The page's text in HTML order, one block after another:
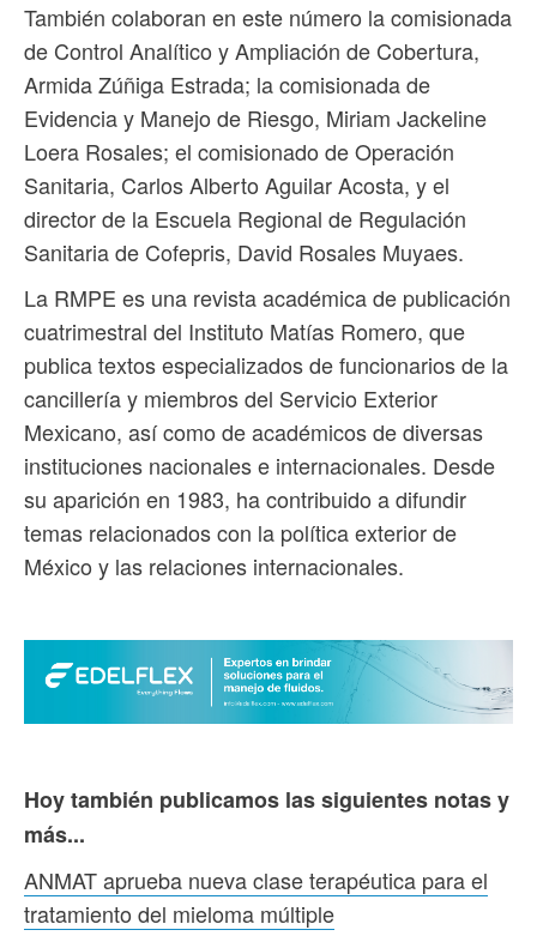
También colaboran en este número la comisionada
de Control Analítico y Ampliación de Cobertura,
Armida Zúñiga Estrada; la comisionada de
Evidencia y Manejo de Riesgo, Miriam Jackeline
Loera Rosales; el comisionado de Operación
Sanitaria, Carlos Alberto Aguilar Acosta, y el
director de la Escuela Regional de Regulación
Sanitaria de Cofepris, David Rosales Muyaes.
La RMPE es una revista académica de publicación
cuatrimestral del Instituto Matías Romero, que
publica textos especializados de funcionarios de la
cancillería y miembros del Servicio Exterior
Mexicano, así como de académicos de diversas
instituciones nacionales e internacionales. Desde
su aparición en 1983, ha contribuido a difundir
temas relacionados con la política exterior de
México y las relaciones internacionales.
Hoy también publicamos las siguientes notas y
más...
ANMAT aprueba nueva clase terapéutica para el
tratamiento del mieloma múltiple